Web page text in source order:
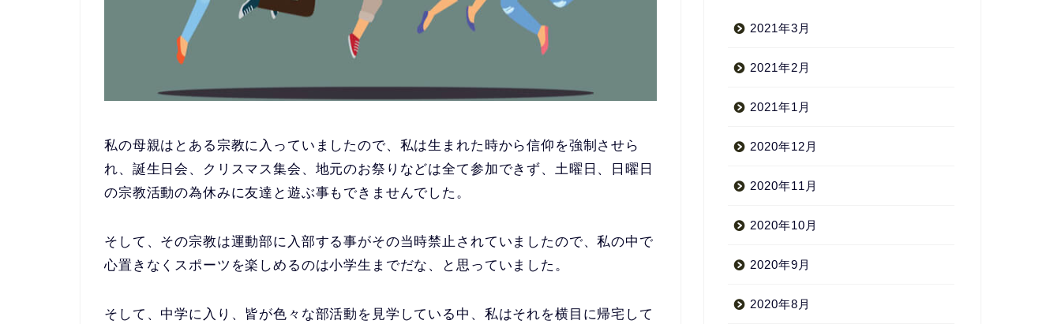
私の母親はとある宗教に入っていましたので、私は生まれた時から信仰を強制させら
れ、 誕生日会、クリスマス集会、地元のお祭りなどは全て参加できず、土曜日、日曜日
の宗教活動の為休みに友達と遊ぶ事もできませんでした。
そして、その宗教は運動部に入部する事がその当時禁止 されていましたので、私の中で
心置きなくスポーツを楽しめるのは小学生までだな、と思っていました。
そして、中学に入り、皆が色々な部活動を見学している中、私はそれを横目に帰宅して
2021年3月
2021年2月
2021年1月
2020年12月
2020年11月
2020年10月
2020年9月
2020年8月